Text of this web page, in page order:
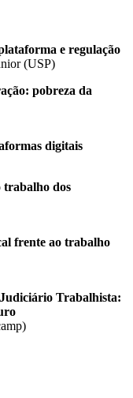
e regulação
(USP)
pobreza da
digitais
trabalho dos
frente ao trabalho
Trabalhista: